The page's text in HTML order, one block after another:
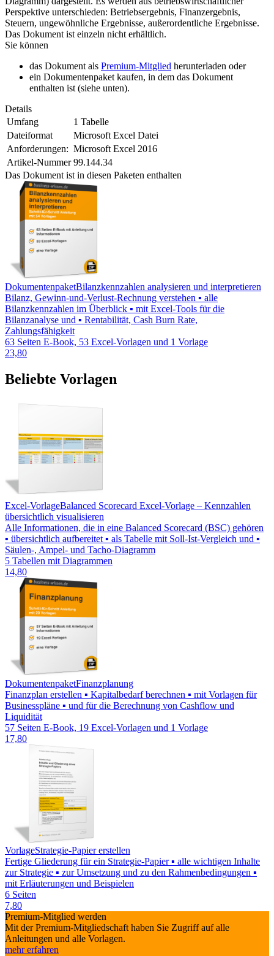
Perspektive unterschieden: Betriebsergebnis, Finanzergebnis,
Steuern, ungewöhnliche Ergebnisse, außerordentliche Ergebnisse.
Das Dokument ist einzeln nicht erhältlich.
Sie können
das Dokument als Premium-Mitglied herunterladen oder
ein Dokumentenpaket kaufen, in dem das Dokument
enthalten ist (siehe unten).
Details
Umfang
1 Tabelle
Dateiformat
Microsoft Excel Datei
Anforderungen: Microsoft Excel 2016
Artikel-Nummer 99.144.34
Das Dokument ist in diesen Paketen enthalten
DokumentenpaketBilanzkennzahlen analysieren und interpretieren
Bilanz, Gewinn-und-Verlust-Rechnung verstehen ▪ alle
Bilanzkennzahlen im Überblick ▪ mit Excel-Tools für die
Bilanzanalyse und ▪ Rentabilität, Cash Burn Rate,
Zahlungsfähigkeit
63 Seiten E-Book, 53 Excel-Vorlagen und 1 Vorlage
23,80
Beliebte Vorlagen
Excel-VorlageBalanced Scorecard Excel-Vorlage – Kennzahlen
übersichtlich visualisieren
Alle Informationen, die in eine Balanced Scorecard (BSC) gehören
▪ übersichtlich aufbereitet ▪ als Tabelle mit Soll-Ist-Vergleich und ▪
Säulen-, Ampel- und Tacho-Diagramm
5 Tabellen mit Diagrammen
14,80
DokumentenpaketFinanzplanung
Finanzplan erstellen ▪ Kapitalbedarf berechnen ▪ mit Vorlagen für
Businesspläne ▪ und für die Berechnung von Cashflow und
Liquidität
57 Seiten E-Book, 19 Excel-Vorlagen und 1 Vorlage
17,80
VorlageStrategie-Papier erstellen
Fertige Gliederung für ein Strategie-Papier ▪ alle wichtigen Inhalte
zur Strategie ▪ zur Umsetzung und zu den Rahmenbedingungen ▪
mit Erläuterungen und Beispielen
6 Seiten
7,80
Premium-Mitglied werden
Mit der Premium-Mitgliedschaft haben Sie Zugriff auf alle
Anleitungen und alle Vorlagen.
mehr erfahren